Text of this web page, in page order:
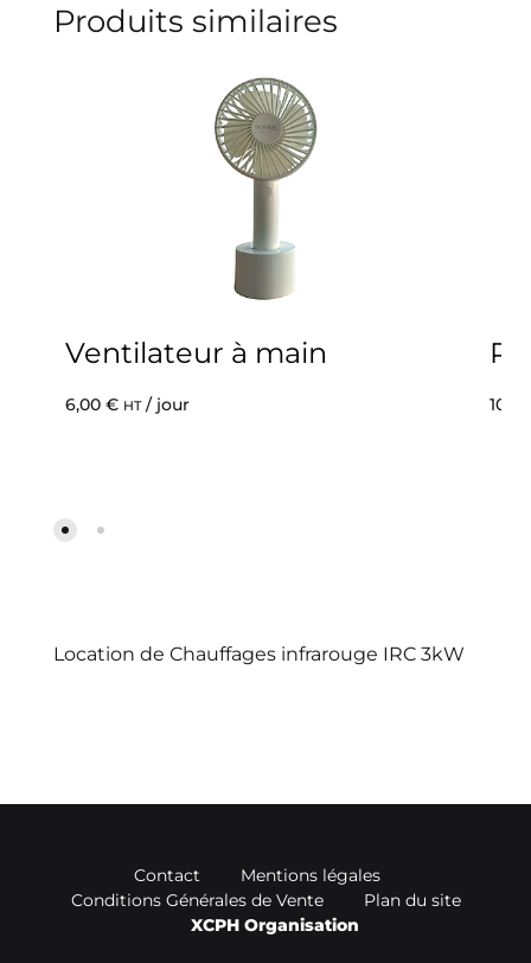
Produits similaires
Ventilateur à main
6,00 € HT/ jour
Location de Chauffages infrarouge IRC 3kW
Contact
Mentions légales
Conditions Générales de Vente
Plan du site
XCPH Organisation